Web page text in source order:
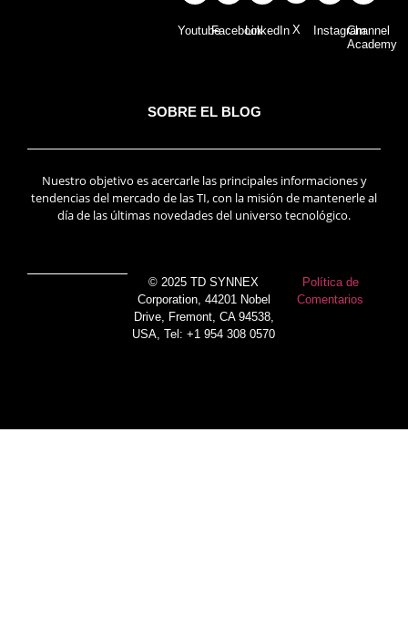
YoutubeFacebookLinkedIn X InstagramChannel
Academy
SOBRE EL BLOG
Nuestro objetivo es acercarle las principales informaciones y
tendencias del mercado de las TI, con la misión de mantenerle al
día de las últimas novedades del universo tecnológico.
© 2025 TD SYNNEX
Corporation, 44201 Nobel
Drive, Fremont, CA 94538,
USA, Tel: +1 954 308 0570
Política de
Comentarios